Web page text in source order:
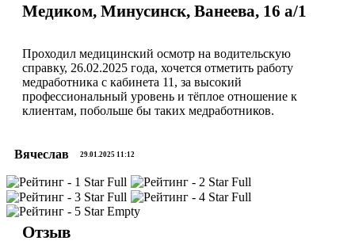
Медиком, Минусинск, Ванеева, 16 а/1
Проходил медицинский осмотр на водительскую
справку, 26.02.2025 года, хочется отметить работу
медработника с кабинета 11, за высокий
профессиональный уровень и тёплое отношение к
клиентам, побольше бы таких медработников.
Вячеслав 29.01.2025 11:12
Отзыв